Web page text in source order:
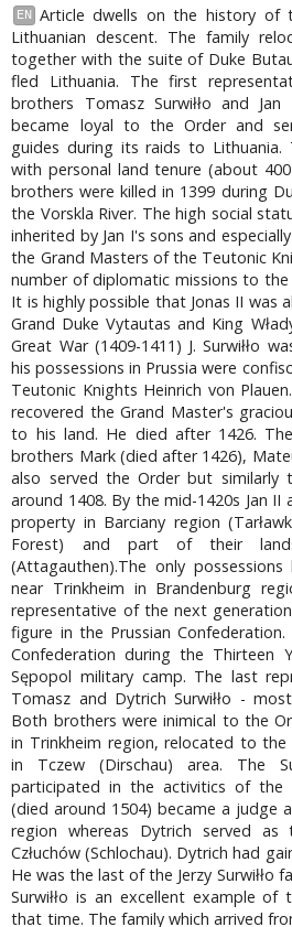
EN
Article dwells on the history of
Lithuanian descent. The family
together with the suite of Duke
fled Lithuania. The first
brothers Tomasz Surwiłło and
became loyal to the Order and
guides during its raids to Lithuania.
with personal land tenure (about
brothers were killed in 1399 during
the Vorskla River. The high social
inherited by Jan I's sons and especially
the Grand Masters of the Teutonic
number of diplomatic missions to the
It is highly possible that Jonas II was
Grand Duke Vytautas and King
Great War (1409-1411) J. Surwiłło
his possessions in Prussia were
Teutonic Knights Heinrich von
recovered the Grand Master's
to his land. He died after 1426.
brothers Mark (died after 1426),
also served the Order but similarly
around 1408. By the mid-1420s Jan
property in Barciany region
Forest) and part of their
(Attagauthen).The only
near Trinkheim in Brandenburg
representative of the next generation
figure in the Prussian
Confederation during the Thirteen
Sępopol military camp. The last
Tomasz and Dytrich Surwiłło -
Both brothers were inimical to the
in Trinkheim region, relocated to the
in Tczew (Dirschau) area. The
participated in the activitics of the
(died around 1504) became a judge
region whereas Dytrich served
Człuchów (Schlochau). Dytrich had
He was the last of the Jerzy Surwiłło
Surwiłło is an excellent example
that time. The family which arrived